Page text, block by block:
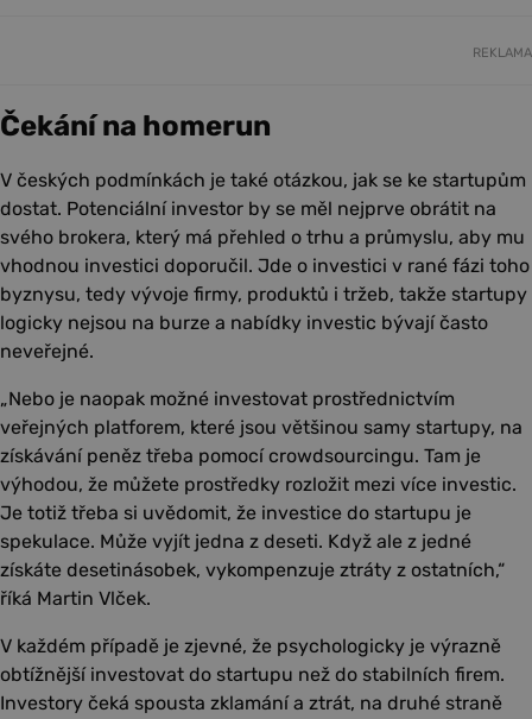
REKLAMA
Čekání na homerun
V českých podmínkách je také otázkou, jak se ke startupům
dostat. Potenciální investor by se měl nejprve obrátit na
svého brokera, který má přehled o trhu a průmyslu, aby mu
vhodnou investici doporučil. Jde o investici v rané fázi toho
byznysu, tedy vývoje firmy, produktů i tržeb, takže startupy
logicky nejsou na burze a nabídky investic bývají často
neveřejné.
„Nebo je naopak možné investovat prostřednictvím
veřejných platforem, které jsou většinou samy startupy, na
získávání peněz třeba pomocí crowdsourcingu. Tam je
výhodou, že můžete prostředky rozložit mezi více investic.
Je totiž třeba si uvědomit, že investice do startupu je
spekulace. Může vyjít jedna z deseti. Když ale z jedné
získáte desetinásobek, vykompenzuje ztráty z ostatních,“
říká Martin Vlček.
V každém případě je zjevné, že psychologicky je výrazně
obtížnější investovat do startupu než do stabilních firem.
Investory čeká spousta zklamání a ztrát, na druhé straně